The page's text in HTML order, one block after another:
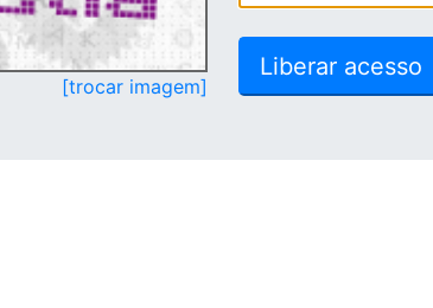
[trocar imagem]